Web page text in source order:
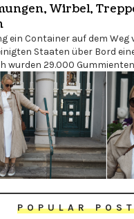
Wirbel,
ein Container auf dem Weg
Staaten über Bord
wurden 29.000 Gummienten
POPULAR